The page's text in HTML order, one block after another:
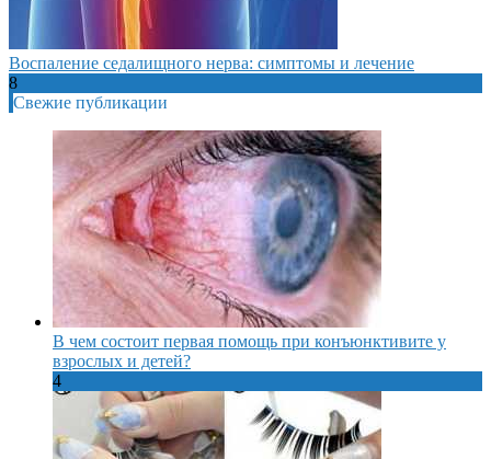
Воспаление седалищного нерва: симптомы и лечение
8
Свежие публикации
В чем состоит первая помощь при конъюнктивите у
взрослых и детей?
4